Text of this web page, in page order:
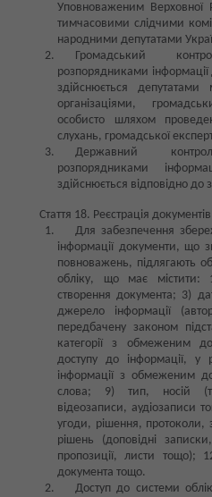
Уповноваженим
тимчасовими слідчими
народними депутатами
Громадський
розпорядниками інформації
здійснюється
організаціями,
особисто шляхом
слухань, громадської
Державний
розпорядниками
здійснюється відповідно до
Стаття 18. Реєстрація
Для забезпечення
інформації документи, що
повноважень, підлягають
обліку, що має містити:
створення документа; 3)
джерело інформації
передбачену законом
категорії з обмеженим
доступу до інформації, у
інформації з обмеженим
слова; 9) тип, носій
відеозаписи, аудіозаписи
угоди, рішення, протоколи,
рішень (доповідні
пропозиції, листи тощо);
документа тощо.
Доступ до системи